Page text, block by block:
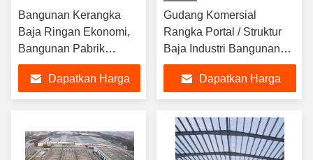
Bangunan Kerangka
Baja Ringan Ekonomi,
Bangunan Pabrik
Konstruksi Baja
PrefabrikasiDapatkan Harga
Gudang Komersial
Rangka Portal / Struktur
Baja Industri Bangunan
Investor Mencari Peralatan
BengkelDapatkan Harga